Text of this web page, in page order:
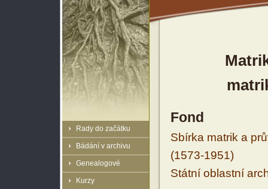
Rady do začátku
Bádání v archivu
Genealogové
Kurzy
Fond
Sbírka matrik a
(1573-1951)
Státní oblastní